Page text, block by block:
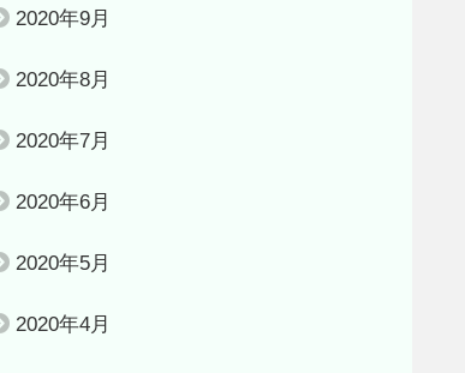
2020年9月
2020年8月
2020年7月
2020年6月
2020年5月
2020年4月